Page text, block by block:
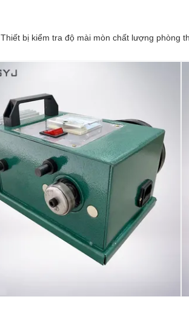
Thiết bị kiểm tra độ mài mòn chất lượng phòng